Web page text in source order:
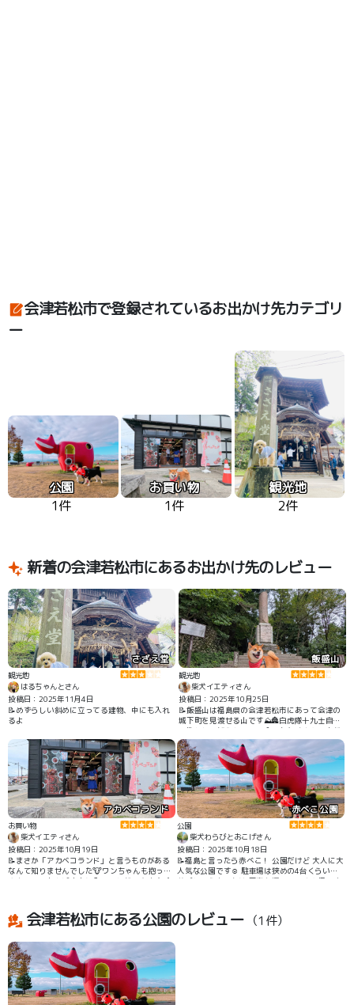
会津若松市で登録されているお出かけ先カテゴリ
ー
公園
1件
お買い物
1件
観光地
2件
新着の会津若松市にあるお出かけ先のレビュー
さざえ堂
観光地
はるちゃんとさん
投稿日：2025年11月4日
📝めずらしい斜めに立ってる建物、中にも入れ
るよ
飯盛山
観光地
柴犬イエティさん
投稿日：2025年10月25日
📝飯盛山は福島県の会津若松市にあって会津の
城下町を見渡せる山です⛰️🏯白虎隊十九士自刃
の地として知られていて今でもたくさんの方が
訪れています👣
アカベコランド
お買い物
柴犬イエティさん
投稿日：2025年10月19日
📝まさか「アカベコランド」と言うものがある
なんて知りませんでした🐮ワンちゃんも抱っこ
やカートであれば店内に入ることができます🛒
なっています🎨
赤べこ公園
公園
柴犬わらびとおこげさん
投稿日：2025年10月18日
📝福島と言ったら赤べこ！ 公園だけど 大人に大
人気な公園です☺️ 駐車場は狭めの4台くらい？
遊ぶというよりかは 写真を撮って皆さん帰りま
会津若松市にある公園のレビュー （1件）